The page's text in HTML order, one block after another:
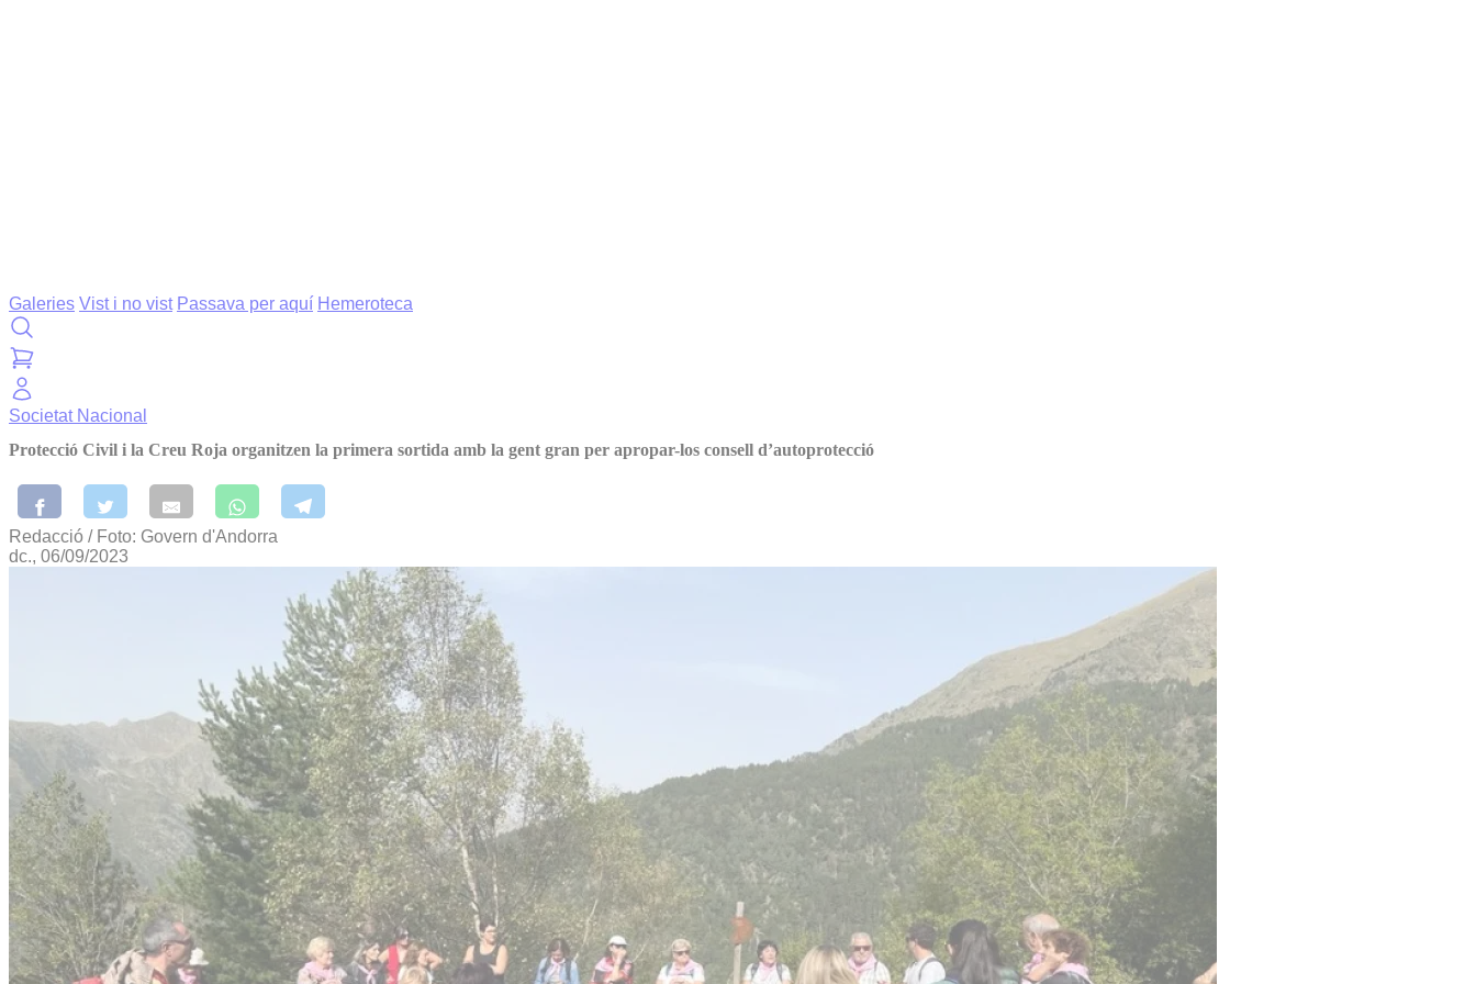
Galeries Vist i no vist Passava per aquí Hemeroteca
Societat Nacional
Protecció Civil i la Creu Roja organitzen la primera sortida amb la gent gran per apropar-los consell d’autoprotecció
Redacció / Foto: Govern d'Andorra
dc., 06/09/2023